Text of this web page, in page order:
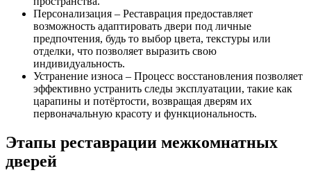
Персонализация – Реставрация предоставляет
возможность адаптировать двери под личные
предпочтения, будь то выбор цвета, текстуры или
отделки, что позволяет выразить свою
индивидуальность.
Устранение износа – Процесс восстановления позволяет
эффективно устранить следы эксплуатации, такие как
царапины и потёртости, возвращая дверям их
первоначальную красоту и функциональность.
Этапы реставрации межкомнатных
дверей